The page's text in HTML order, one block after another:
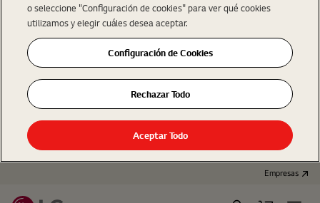
Empresas
o seleccione "Configuración de cookies" para ver qué cookies
utilizamos y elegir cuáles desea aceptar.
Configuración de Cookies
Rechazar Todo
Aceptar Todo